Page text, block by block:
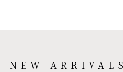
NEW ARRIVALS